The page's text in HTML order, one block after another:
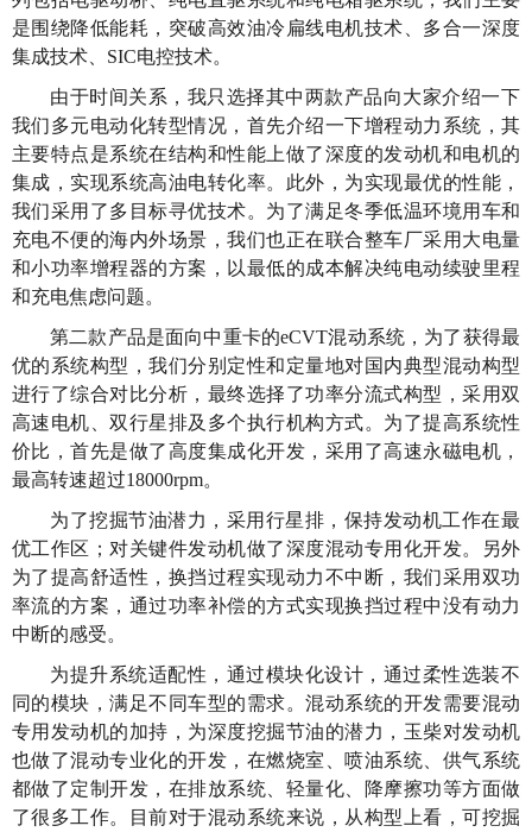
是围绕降低能耗，突破高效油冷扁线电机技术、多合一深度
集成技术、SIC电控技术。
由于时间关系，我只选择其中两款产品向大家介绍一下
我们多元电动化转型情况，首先介绍一下增程动力系统，其
主要特点是系统在结构和性能上做了深度的发动机和电机的
集成，实现系统高油电转化率。此外，为实现最优的性能，
我们采用了多目标寻优技术。为了满足冬季低温环境用车和
充电不便的海内外场景，我们也正在联合整车厂采用大电量
和小功率增程器的方案，以最低的成本解决纯电动续驶里程
和充电焦虑问题。
第二款产品是面向中重卡的eCVT混动系统，为了获得最
优的系统构型，我们分别定性和定量地对国内典型混动构型
进行了综合对比分析，最终选择了功率分流式构型，采用双
高速电机、双行星排及多个执行机构方式。为了提高系统性
价比，首先是做了高度集成化开发，采用了高速永磁电机，
最高转速超过18000rpm。
为了挖掘节油潜力，采用行星排，保持发动机工作在最
优工作区；对关键件发动机做了深度混动专用化开发。另外
为了提高舒适性，换挡过程实现动力不中断，我们采用双功
率流的方案，通过功率补偿的方式实现换挡过程中没有动力
中断的感受。
为提升系统适配性，通过模块化设计，通过柔性选装不
同的模块，满足不同车型的需求。混动系统的开发需要混动
专用发动机的加持，为深度挖掘节油的潜力，玉柴对发动机
也做了混动专业化的开发，在燃烧室、喷油系统、供气系统
都做了定制开发，在排放系统、轻量化、降摩擦功等方面做
了很多工作。目前对于混动系统来说，从构型上看，可挖掘